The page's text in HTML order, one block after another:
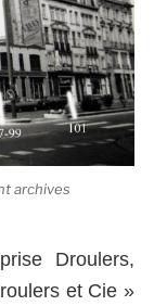
archives
Droulers,
et Cie »